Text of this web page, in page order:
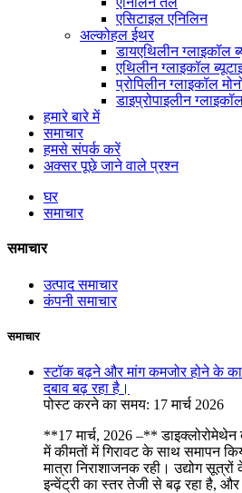
एसिटाइल एनिलिन
अल्कोहल ईथर
डायएथिलीन ग्लाइकॉल
एथिलीन ग्लाइकॉल
प्रोपिलीन ग्लाइकॉल
डाइप्रोपाइलीन
हमारे बारे में
समाचार
हमसे संपर्क करें
अक्सर पूछे जाने वाले प्रश्न
घर
समाचार
समाचार
उत्पाद समाचार
कंपनी समाचार
समाचार
स्टॉक बढ़ने और मांग कमजोर होने के
दबाव बढ़ रहा है।
पोस्ट करने का समय: 17 मार्च 2026
**17 मार्च, 2026 –** डाइक्लोरोमेथेन
में कीमतों में गिरावट के साथ समापन
मात्रा निराशाजनक रही। उद्योग
इन्वेंट्री का स्तर तेजी से बढ़ रहा है,